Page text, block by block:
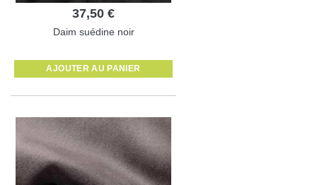
37,50 €
Daim suédine noir
AJOUTER AU PANIER